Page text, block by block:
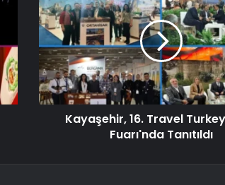
Kayaşehir, 16. Travel
Fuarı'nda Tanıtıldı